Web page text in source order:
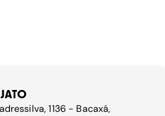
1136 - Bacaxá,